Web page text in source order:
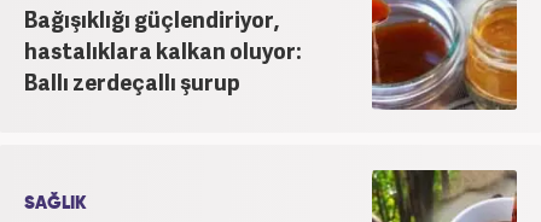
Bağışıklığı güçlendiriyor,
hastalıklara kalkan oluyor:
Ballı zerdeçallı şurup
SAĞLIK